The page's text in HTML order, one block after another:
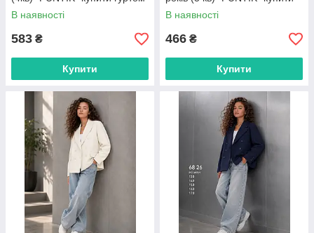
в Одесі на 7км
В наявності
583 ₴
Купити
гуртом в Одесі на 7км
В наявності
466 ₴
Купити